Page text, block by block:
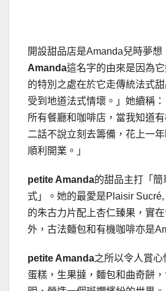
開設甜品店是Amanda兒時夢想
Amanda這名字的由來是因為
的特別之處在於它走傳統法式
受到地道法式情壞。」她續稱
所有餐廳和咖啡店，當我知道
二話不說立刻去籌備，花上一
順利開業。」
petite Amanda的甜品主打「
式」。她的最愛是Plaisir
的朱古力片配上杏仁臻果，實
外，古法麵包和有機咖啡亦是
petite Amanda之所以令人賞
蛋糕，生果撻，麵包和曲奇餅